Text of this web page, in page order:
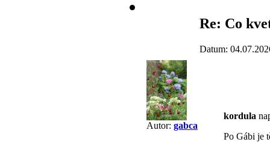
Autor: gabca
Re: Co
Datum:
kordula
Po Gábi je